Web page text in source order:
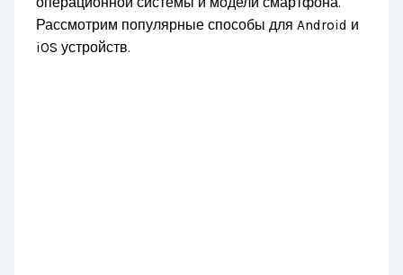
Рассмотрим популярные способы для Android и
iOS устройств.